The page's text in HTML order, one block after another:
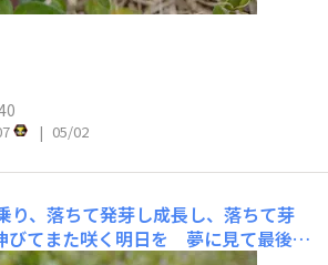
| 05/02
り、落ちて発芽し成長し、落ちて芽
てまた咲く明日を 夢に見て最後は